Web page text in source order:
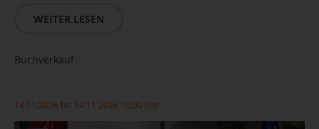
WEITER LESEN
Buchverkauf
14.11.2026 bis 14.11.2026 10:00 Uhr